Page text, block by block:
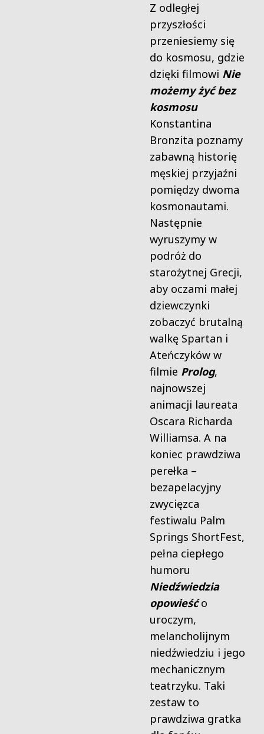
Z odległej
przyszłości
przeniesiemy się
do kosmosu, gdzie
dzięki filmowi Nie
możemy żyć bez
kosmosu
Konstantina
Bronzita poznamy
zabawną historię
męskiej przyjaźni
pomiędzy dwoma
kosmonautami.
Następnie
wyruszymy w
podróż do
starożytnej Grecji,
aby oczami małej
dziewczynki
zobaczyć brutalną
walkę Spartan i
Ateńczyków w
filmie Prolog,
najnowszej
animacji laureata
Oscara Richarda
Williamsa. A na
koniec prawdziwa
perełka –
bezapelacyjny
zwycięzca
festiwalu Palm
Springs ShortFest,
pełna ciepłego
humoru
Niedźwiedzia
opowieśćo
uroczym,
melancholijnym
niedźwiedziu i jego
mechanicznym
teatrzyku. Taki
zestaw to
prawdziwa gratka